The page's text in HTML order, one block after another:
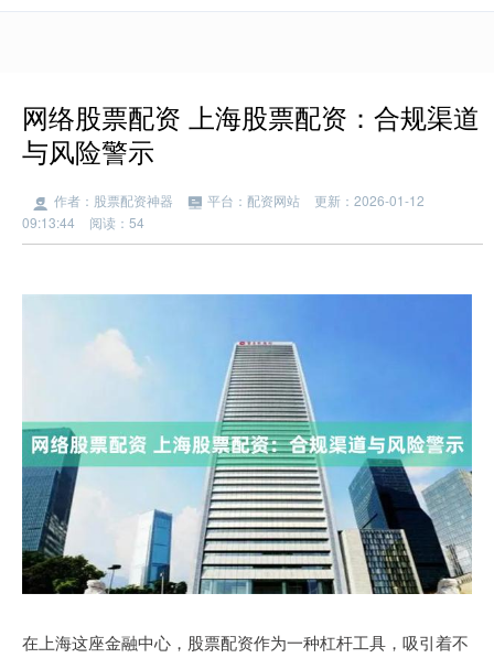
网络股票配资 上海股票配资：合规渠道
与风险警示
作者：股票配资神器 平台：配资网站
更新：2026-01-12
09:13:44
阅读：54
在上海这座金融中心，股票配资作为一种杠杆工具，吸引着不